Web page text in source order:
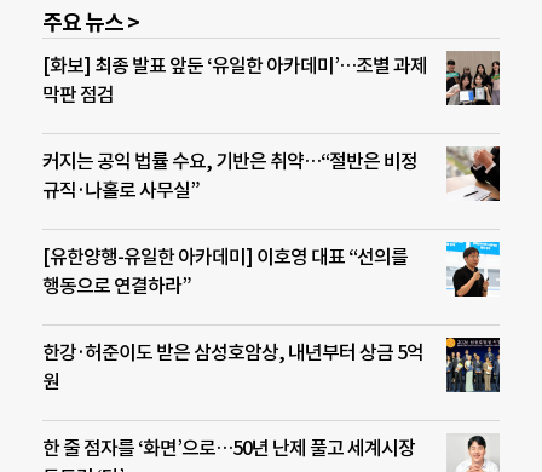
주요 뉴스 >
[화보] 최종 발표 앞둔 ‘유일한 아카데미’…조별 과제
막판 점검
커지는 공익 법률 수요, 기반은 취약…“절반은 비정
규직·나홀로 사무실”
[유한양행-유일한 아카데미] 이호영 대표 “선의를
행동으로 연결하라”
한강·허준이도 받은 삼성호암상, 내년부터 상금 5억
원
한 줄 점자를 ‘화면’으로…50년 난제 풀고 세계시장